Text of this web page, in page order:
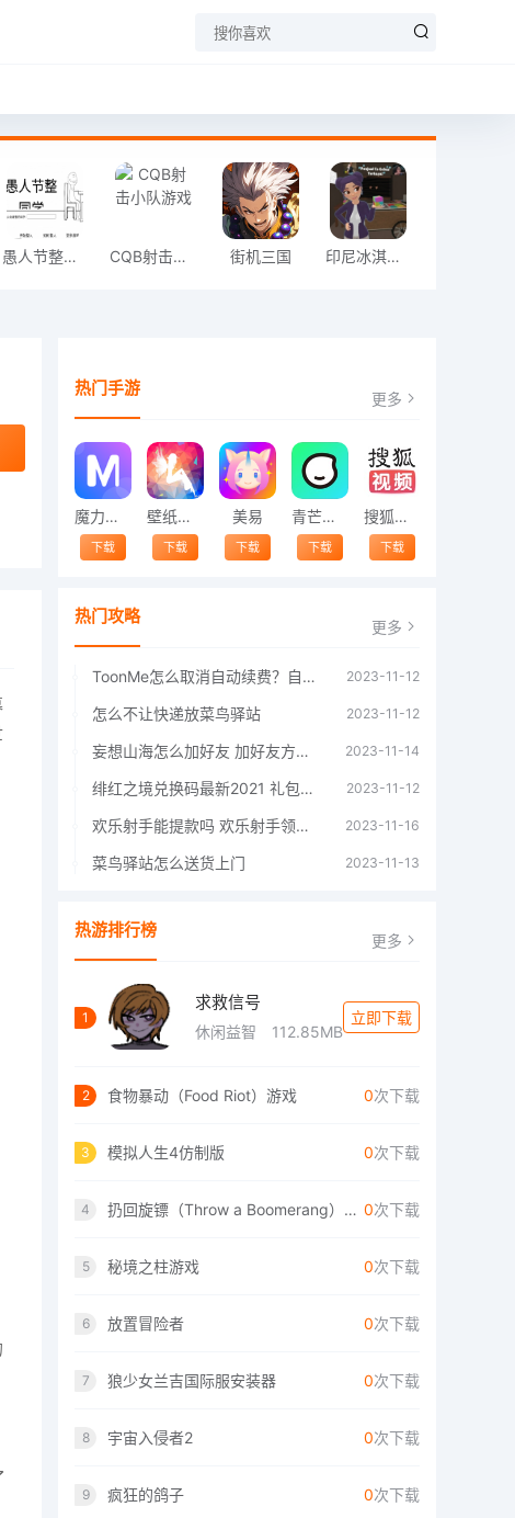
愚人节整同学 CQB射击小队游戏 街机三国 印尼冰淇淋店模拟器
热门手游 更多
魔力相册
下载
壁纸精灵
下载
美易
下载
青芒交友软件官方版2021 v1.3
下载
搜狐视频app免费送会员下载安装到手机 v8.8.5
下载
热门攻略 更多
ToonMe怎么取消自动续费？自动续费关闭方法 2023-11-12
怎么不让快递放菜鸟驿站 2023-11-12
妄想山海怎么加好友 加好友方法大全 2023-11-14
绯红之境兑换码最新2021 礼包兑换码大全 2023-11-12
欢乐射手能提款吗 欢乐射手领红包是真的吗 2023-11-16
菜鸟驿站怎么送货上门 2023-11-13
热游排行榜 更多
1
求救信号
休闲益智 112.85MB
立即下载
2 食物暴动（Food Riot）游戏 0次下载
3 模拟人生4仿制版 0次下载
4 扔回旋镖（Throw a Boomerang）手游 0次下载
5 秘境之柱游戏 0次下载
6 放置冒险者 0次下载
7 狼少女兰吉国际服安装器 0次下载
8 宇宙入侵者2 0次下载
9 疯狂的鸽子 0次下载